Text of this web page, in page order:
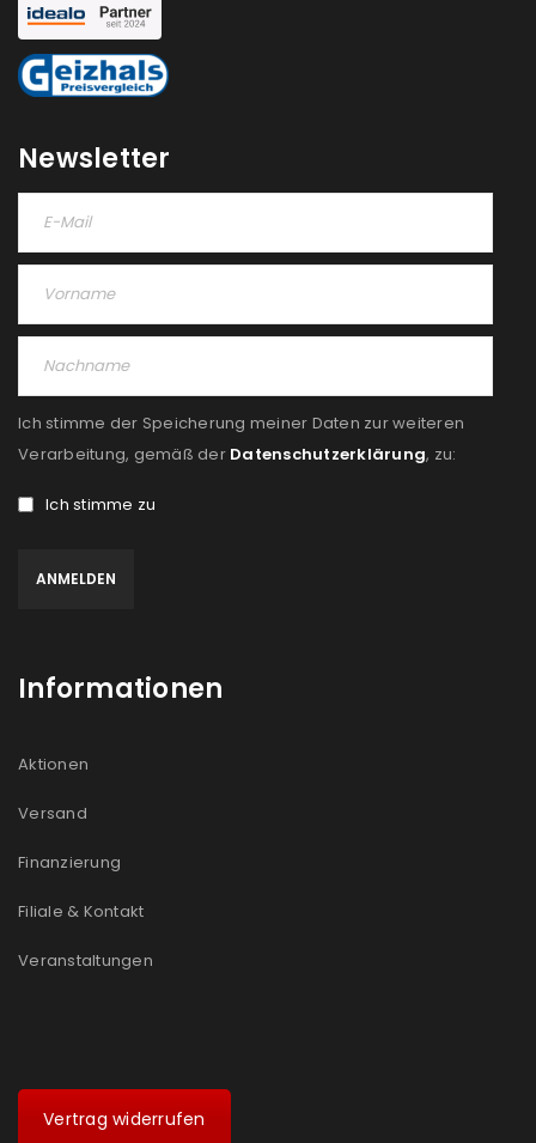
Newsletter
Ich stimme der Speicherung meiner Daten zur weiteren
Verarbeitung, gemäß der Datenschutzerklärung, zu:
Ich stimme zu
Informationen
Aktionen
Versand
Finanzierung
Filiale & Kontakt
Veranstaltungen
Vertrag widerrufen